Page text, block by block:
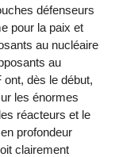
défenseurs
pour la paix et
au nucléaire
au
ont, dès le début,
les énormes
réacteurs et le
profondeur
clairement